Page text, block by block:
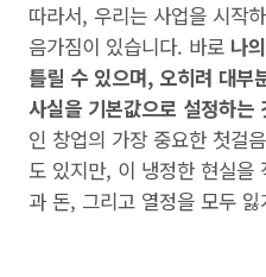
따라서, 우리는 사업을 시작
음가짐이 있습니다. 바로 나
틀릴 수 있으며, 오히려 대부
사실을 기본값으로 설정하는
인 창업의 가장 중요한 첫걸
도 있지만, 이 냉정한 현실을
과 돈, 그리고 열정을 모두